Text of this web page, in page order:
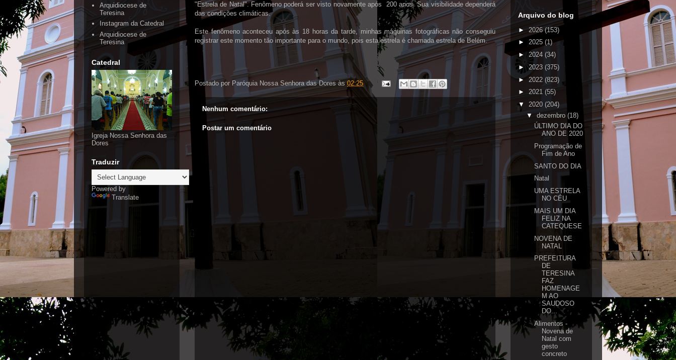
"Estrela de Natal". Fenômeno poderá ser visto novamente após 200 anos. Sua visibilidade dependerá
das condições climáticas.
Este fenômeno aconteceu após às 18 horas da tarde, minhas máguinas fotográficas não conseguiu
registrar este momento tão importante para o mundo, pois esta estrela é chamada estrela de Belém.
Postado por Paróquia Nossa Senhora das Dores às02:25
Nenhum comentário:
Postar um comentário
Arquidiocese de
Teresina
Instagram da Catedral
Arquidiocese de
Teresina
Catedral
Igreja Nossa Senhora das
Dores
Traduzir
Powered by
Translate
Arquivo do blog
►2026(153)
► 2025 (1)
► 2024 (34)
►2023 (375)
► 2022 (823)
► 2021 (55)
▼ 2020 (204)
▼ dezembro (18)
ÚLTIMO DIA DO
ANO DE 2020
Programação de
Fim de Ano
SANTO DO DIA
Natal
UMA ESTRELA
NO CÉU
MAIS UM DIA
FELIZ NA
CATEQUESE
NOVENA DE
NATAL
PREFEITURA
DE
TERESINA
FAZ
HOMENAGE
M AO
SAUDOSO
DO...
Alimentos -
Novena de
Natal com
gesto
concreto